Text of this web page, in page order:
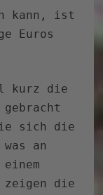
kann, ist
Euros
kurz die
sich die
an
zeigen die